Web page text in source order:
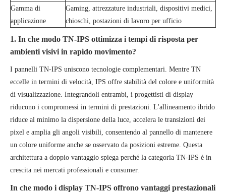
Gamma di
applicazione
Gaming, attrezzature industriali, dispositivi medici,
chioschi, postazioni di lavoro per ufficio
1. In che modo TN-IPS ottimizza i tempi di risposta per
ambienti visivi in ​​rapido movimento?
I pannelli TN-IPS uniscono tecnologie complementari. Mentre TN
eccelle in termini di velocità, IPS offre stabilità del colore e uniformità
di visualizzazione. Integrandoli entrambi, i progettisti di display
riducono i compromessi in termini di prestazioni. L'allineamento ibrido
riduce al minimo la dispersione della luce, accelera le transizioni dei
pixel e amplia gli angoli visibili, consentendo al pannello di mantenere
un colore uniforme anche se osservato da posizioni estreme. Questa
architettura a doppio vantaggio spiega perché la categoria TN-IPS è in
crescita nei mercati professionali e consumer.
In che modo i display TN-IPS offrono vantaggi prestazionali